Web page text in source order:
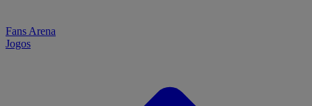
Fans Arena
Jogos